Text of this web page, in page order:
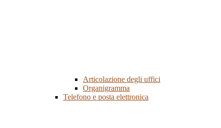
Articolazione degli uffici
Organigramma
Telefono e posta elettronica